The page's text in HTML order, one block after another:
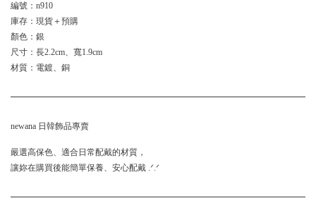
編號：n910
庫存：現貨＋預購
顏色：銀
尺寸：長2.2cm、寬1.9cm
材質：電鍍、銅
newana 日韓飾品專賣
嚴選高保色、適合日常配戴的材質，
讓妳在購買後能簡單保養、安心配戴 .ᐟ.ᐟ